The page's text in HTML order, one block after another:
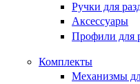
Ручки для
Аксессуары
Профили для
Комплекты
Механизмы